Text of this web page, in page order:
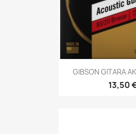
Brzi
GIBSON GITARA
13,50